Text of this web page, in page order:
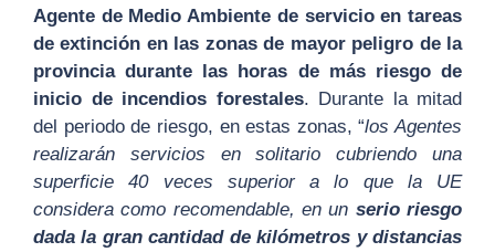
Agente de Medio Ambiente de servicio en tareas
de extinción en las zonas de mayor peligro de la
provincia durante las horas de más riesgo de
inicio de incendios forestales. Durante la mitad
del periodo de riesgo, en estas zonas, “los Agentes
realizarán servicios en solitario cubriendo una
superficie 40 veces superior a lo que la UE
considera como recomendable, en un serio riesgo
dada la gran cantidad de kilómetros y distancias